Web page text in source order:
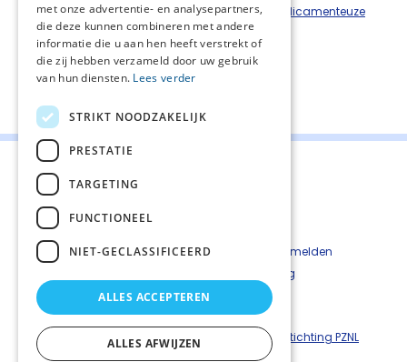
Zie ook submoduleSymptomatische niet-medicamenteuze
behandeling.
Deel deze pagina:
Contact
Kwetsbaarheid melden
Privacyverkaring
Disclaimer
Richtlijnen palliatieve zorg is een uitgave van © Stichting PZNL
met onze advertentie- en analysepartners,
die deze kunnen combineren met andere
informatie die u aan hen heeft verstrekt of
die zij hebben verzameld door uw gebruik
van hun diensten. Lees verder
STRIKT NOODZAKELIJK
PRESTATIE
TARGETING
FUNCTIONEEL
NIET-GECLASSIFICEERD
ALLES ACCEPTEREN
ALLES AFWIJZEN